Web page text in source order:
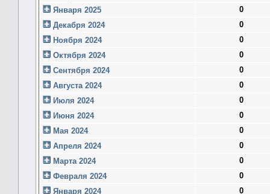
Января 2025
0
Декабря 2024
0
Ноября 2024
0
Октября 2024
0
Сентября 2024
0
Августа 2024
0
Июля 2024
0
Июня 2024
0
Мая 2024
0
Апреля 2024
0
Марта 2024
0
Февраля 2024
0
Января 2024
0